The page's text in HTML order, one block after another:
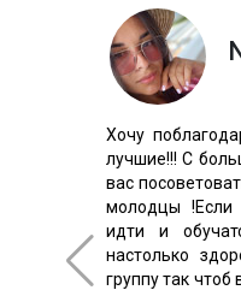
Хочу
лучшие!!! С
вас
молодцы !Если
идти и
настолько
группу так